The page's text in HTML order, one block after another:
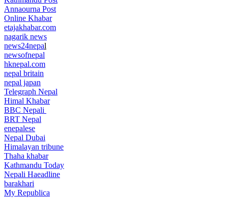
Annaourna Post
Online Khabar
etajakhabar.com
nagarik news
news24nepal
newsofnepal
hknepal.com
nepal britain
nepal japan
Telegraph Nepal
Himal Khabar
BBC Nepali
BRT Nepal
enepalese
Nepal Dubai
Himalayan tribune
Thaha khabar
Kathmandu Today
Nepali Haeadline
barakhari
My Republica